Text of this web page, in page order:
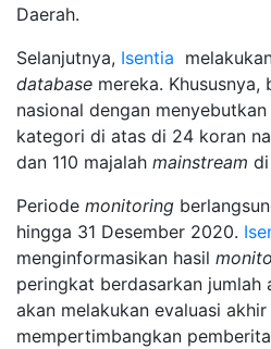
Daerah.
Selanjutnya, Isentia
database mereka.
nasional dengan
kategori di atas di 24 koran
dan 110 majalah mainstream
Periode monitoring
hingga 31 Desember 2020.
menginformasikan hasil
peringkat berdasarkan jumlah
akan melakukan evaluasi
mempertimbangkan